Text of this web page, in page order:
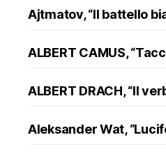
Ajtmatov, “Il battello
ALBERT CAMUS,
ALBERT DRACH, “Il
Aleksander Wat,